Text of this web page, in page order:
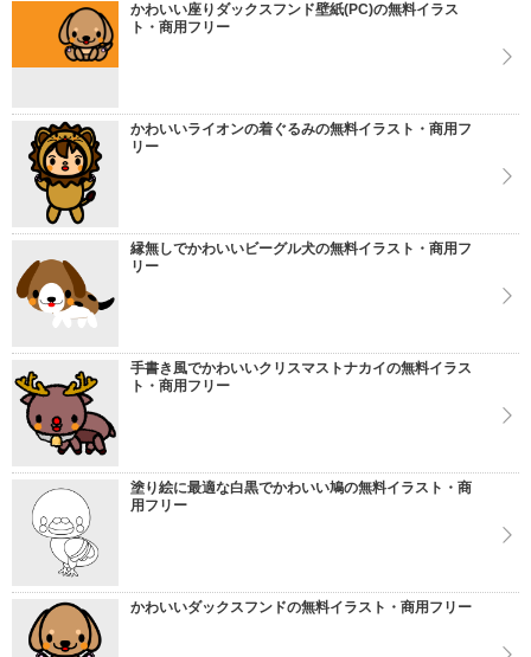
かわいい座りダックスフンド壁紙(PC)の無料イラス
ト・商用フリー
かわいいライオンの着ぐるみの無料イラスト・商用フ
リー
縁無しでかわいいビーグル犬の無料イラスト・商用フ
リー
手書き風でかわいいクリスマストナカイの無料イラス
ト・商用フリー
塗り絵に最適な白黒でかわいい鳩の無料イラスト・商
用フリー
かわいいダックスフンドの無料イラスト・商用フリー